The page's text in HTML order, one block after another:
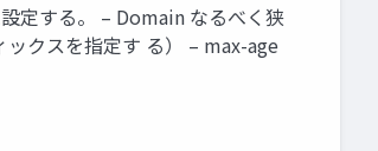
定する。 – Domain なるべく狭
クスを指定す る） – max-age